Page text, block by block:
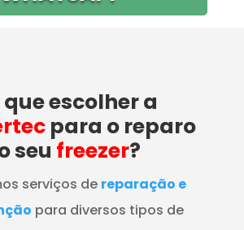
que escolher a
para o reparo
seu freezer?
serviços de reparação e
para diversos tipos de